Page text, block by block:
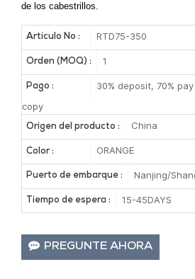
de los cabestrillos.
Artículo No : RTD75-350
Orden (MOQ) : 1
Pago :
30% deposit, 70%
copy
Origen del producto : China
Color : ORANGE
Puerto de embarque : Nanjing/
Tiempo de espera : 15-45DAYS
PREGUNTE AHORA